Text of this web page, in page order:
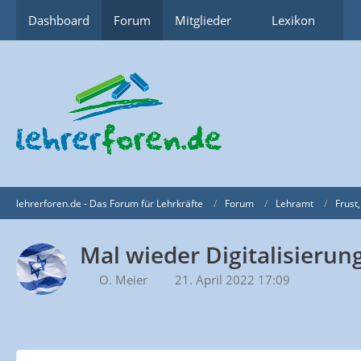
Dashboard Forum Mitglieder Lexikon
lehrerforen.de - Das Forum für Lehrkräfte Forum Lehramt
Mal wieder
O. Meier 21. April 2022 17:09